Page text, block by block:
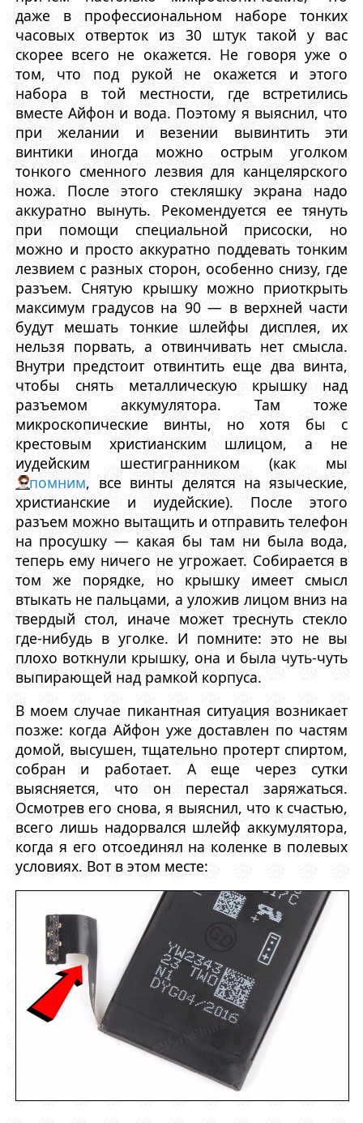
даже в профессиональном наборе тонких
часовых отверток из 30 штук такой у вас
скорее всего не окажется. Не говоря уже о
том, что под рукой не окажется и этого
набора в той местности, где встретились
вместе Айфон и вода. Поэтому я выяснил, что
при желании и везении вывинтить эти
винтики иногда можно острым уголком
тонкого сменного лезвия для канцелярского
ножа. После этого стекляшку экрана надо
аккуратно вынуть. Рекомендуется ее тянуть
при помощи специальной присоски, но
можно и просто аккуратно поддевать тонким
лезвием с разных сторон, особенно снизу, где
разъем. Снятую крышку можно приоткрыть
максимум градусов на 90 — в верхней части
будут мешать тонкие шлейфы дисплея, их
нельзя порвать, а отвинчивать нет смысла.
Внутри предстоит отвинтить еще два винта,
чтобы снять металлическую крышку над
разъемом аккумулятора. Там тоже
микроскопические винты, но хотя бы с
крестовым христианским шлицом, а не
иудейским шестигранником (как мы
помним, все винты делятся на языческие,
христианские и иудейские). После этого
разъем можно вытащить и отправить телефон
на просушку — какая бы там ни была вода,
теперь ему ничего не угрожает. Собирается в
том же порядке, но крышку имеет смысл
втыкать не пальцами, а уложив лицом вниз на
твердый стол, иначе может треснуть стекло
где-нибудь в уголке. И помните: это не вы
плохо воткнули крышку, она и была чуть-чуть
выпирающей над рамкой корпуса.
В моем случае пикантная ситуация возникает
позже: когда Айфон уже доставлен по частям
домой, высушен, тщательно протерт спиртом,
собран и работает. А еще через сутки
выясняется, что он перестал заряжаться.
Осмотрев его снова, я выяснил, что к счастью,
всего лишь надорвался шлейф аккумулятора,
когда я его отсоединял на коленке в полевых
условиях. Вот в этом месте: